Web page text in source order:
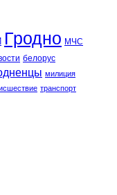
Гродно МЧС
белорус
милиция
транспорт